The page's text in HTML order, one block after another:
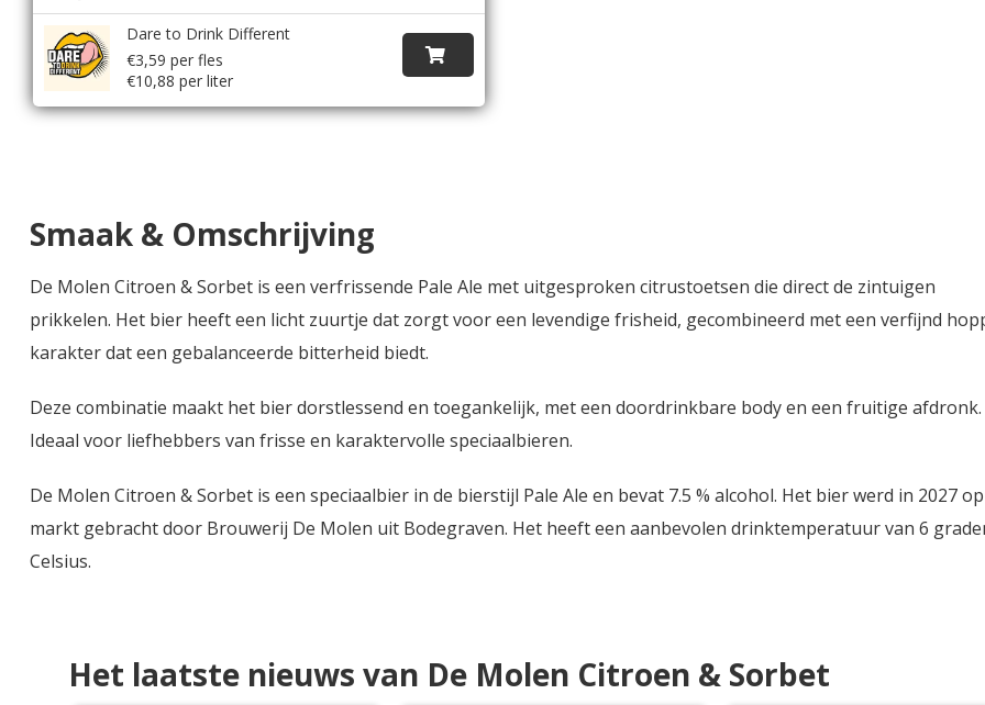
Dare to Drink Different
€3,59 per fles
€10,88 per liter
Smaak & Omschrijving
De Molen Citroen & Sorbet is een verfrissende Pale Ale met uitgesproken citrustoetsen die direct de zintuigen
prikkelen. Het bier heeft een licht zuurtje dat zorgt voor een levendige frisheid, gecombineerd met een verfijnd
karakter dat een gebalanceerde bitterheid biedt.
Deze combinatie maakt het bier dorstlessend en toegankelijk, met een doordrinkbare body en een fruitige afdronk.
Ideaal voor liefhebbers van frisse en karaktervolle speciaalbieren.
De Molen Citroen & Sorbet is een speciaalbier in de bierstijl Pale Ale en bevat 7.5 % alcohol. Het bier werd in 2027
markt gebracht door Brouwerij De Molen uit Bodegraven. Het heeft een aanbevolen drinktemperatuur van 6
Celsius.
Het laatste nieuws van De Molen Citroen & Sorbet